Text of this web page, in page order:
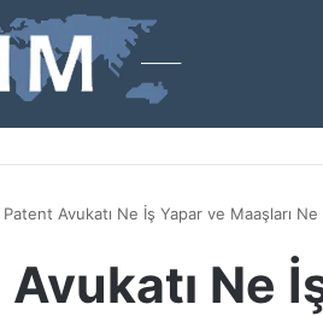
Patent Avukatı Ne İş Yapar ve Maaşları Ne
Ne